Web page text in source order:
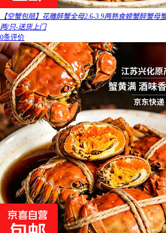
【空蟹包赔】花雕醉蟹全母2.6-3.9两熟食螃蟹醉蟹母
两/只-送货上门
0条评价